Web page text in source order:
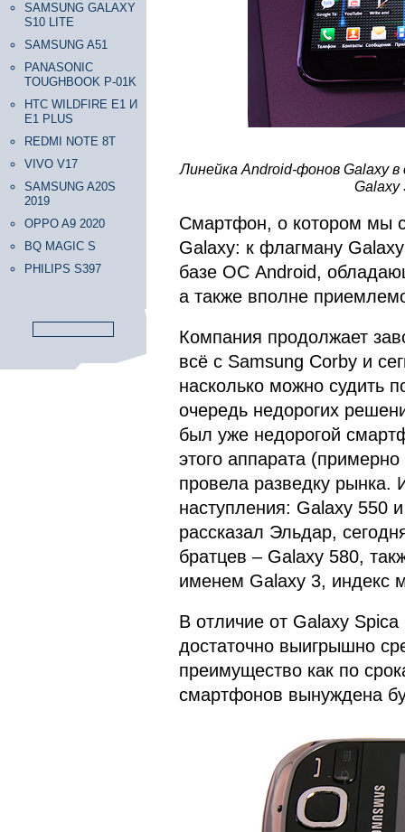
SAMSUNG GALAXY
S10 LITE
SAMSUNG A51
PANASONIC
TOUGHBOOK P-01K
HTC WILDFIRE E1 И
E1 PLUS
REDMI NOTE 8T
VIVO V17
SAMSUNG A20S
2019
OPPO A9 2020
BQ MAGIC S
PHILIPS S397
Линейка Android-фонов Galaxy
Galaxy
Смартфон, о котором мы
Galaxy: к флагману
базе ОС Android,
а также вполне
Компания продолжает
всё с Samsung Corby и
насколько можно судить
очередь недорогих
был уже недорогой
этого аппарата
провела разведку рынка.
наступления: Galaxy 550
рассказал Эльдар,
братцев – Galaxy 580,
именем Galaxy 3, индекс
В отличие от Galaxy
достаточно выигрышно
преимущество как по
смартфонов вынуждена